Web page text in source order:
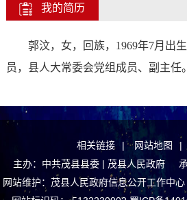
我的简历
郭汶， 女， 回族， 1969年7月出
员，县人大常委会党组 成员、副主任。
相关链接 | 网站地图 |
主办：中共茂县县委 | 茂县人民政府
网站维护：茂县人民政府信息公开工作中